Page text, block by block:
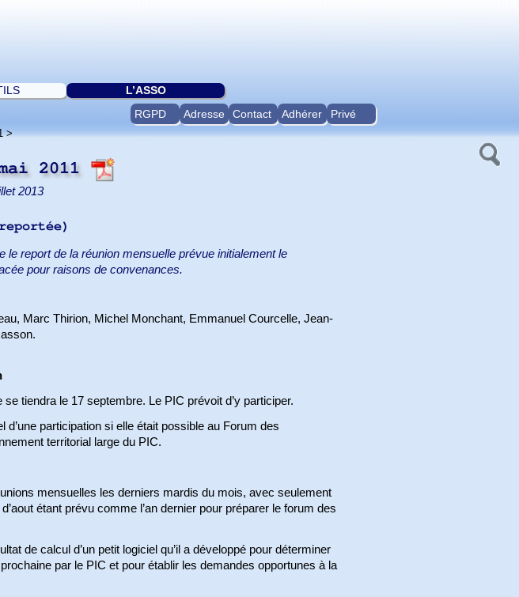
L’ASSO
RGPD
Adresse Contact Adhérer Privé
>
2011
2013
le report de la réunion mensuelle prévue initialement le
pour raisons de convenances.
Marc Thirion, Michel Monchant, Emmanuel Courcelle, Jean-
tiendra le 17 septembre. Le PIC prévoit d’y participer.
participation si elle était possible au Forum des
territorial large du PIC.
mensuelles les derniers mardis du mois, avec seulement
étant prévu comme l’an dernier pour préparer le forum des
de calcul d’un petit logiciel qu’il a développé pour déterminer
par le PIC et pour établir les demandes opportunes à la